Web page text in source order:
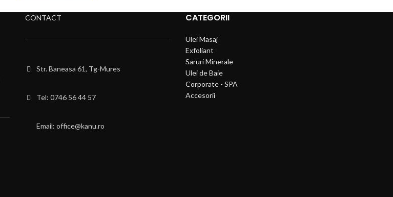
CONTACT
Str. Baneasa 61, Tg-Mures
Tel: 0746 56 44 57
Email: office@kanu.ro
CATEGORII
Ulei Masaj
Exfoliant
Saruri Minerale
Ulei de Baie
Corporate - SPA
Accesorii